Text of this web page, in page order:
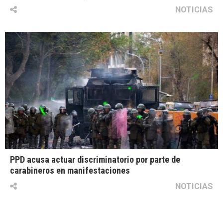
NOTICIAS
PPD acusa actuar discriminatorio por parte de
carabineros en manifestaciones
NOTICIAS